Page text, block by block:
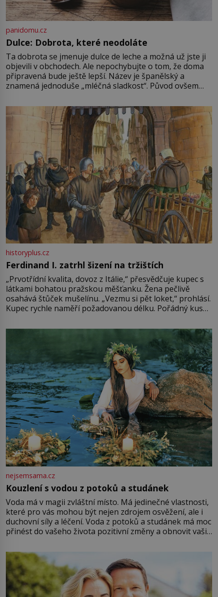
panidomu.cz
Dulce: Dobrota, které neodoláte
Ta dobrota se jmenuje dulce de leche a možná už jste ji
objevili v obchodech. Ale nepochybujte o tom, že doma
připravená bude ještě lepší. Název je španělský a
znamená jednoduše „mléčná sladkost“. Původ ovšem
pře hned několik latinskoamerických zemí a k tomu
Francie, kde se traduje,
historyplus.cz
Ferdinand I. zatrhl šizení na tržištích
„Prvotřídní kvalita, dovoz z Itálie,“ přesvědčuje kupec s
látkami bohatou pražskou měšťanku. Žena pečlivě
osahává štůček mušelínu. „Vezmu si pět loket,“ prohlásí.
Kupec rychle naměří požadovanou délku. Pořádný kus
milostpaní. Stačí jenom na sukni,“ zhodnotí švadlena
množství růžového mušelínu. „Ošidili vás, podívejte.“
nejsemsama.cz
Kouzlení s vodou z potoků a studánek
Voda má v magii zvláštní místo. Má jedinečné vlastnosti,
které pro vás mohou být nejen zdrojem osvěžení, ale i
duchovní síly a léčení. Voda z potoků a studánek má moc
přinést do vašeho života pozitivní změny a obnovit vaši
můžete obohatit své rituály a přinést do svého života
větší harmonii a klid. Je důležité